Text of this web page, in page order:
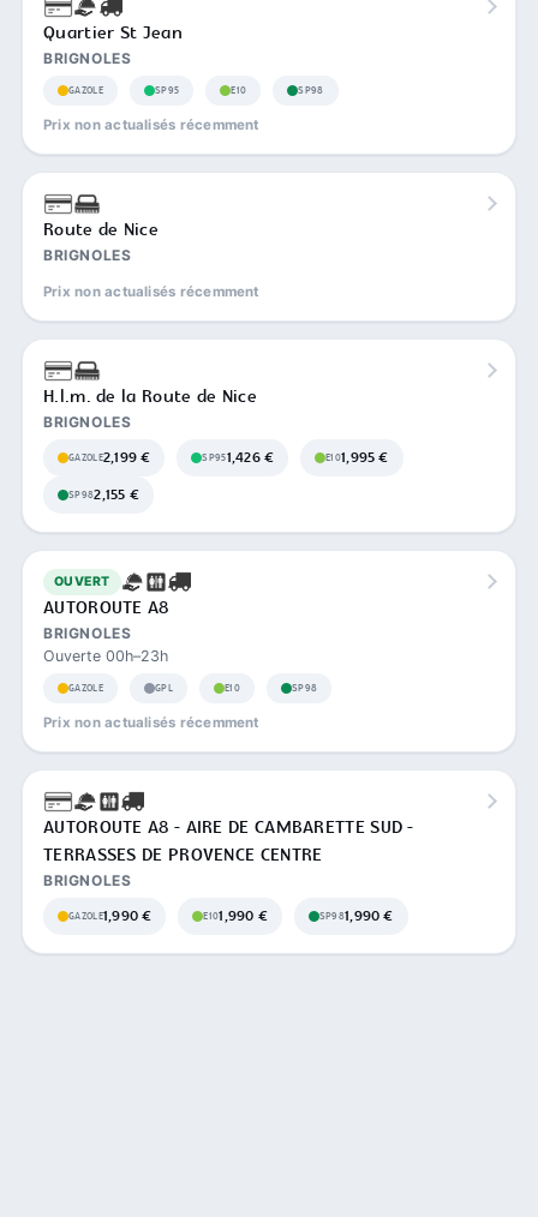
Quartier St Jean
BRIGNOLES
GAZOLE SP95 E10 SP98
Prix non actualisés récemment
Route de Nice
BRIGNOLES
Prix non actualisés récemment
H.l.m. de la Route de Nice
BRIGNOLES
GAZOLE2,199 € SP951,426 € E101,995 €
SP982,155 €
OUVERT
AUTOROUTE A8
BRIGNOLES
Ouverte 00h–23h
GAZOLE GPL E10 SP98
Prix non actualisés récemment
AUTOROUTE A8 - AIRE DE CAMBARETTE SUD -
TERRASSES DE PROVENCE CENTRE
BRIGNOLES
GAZOLE1,990 € E101,990 € SP981,990 €